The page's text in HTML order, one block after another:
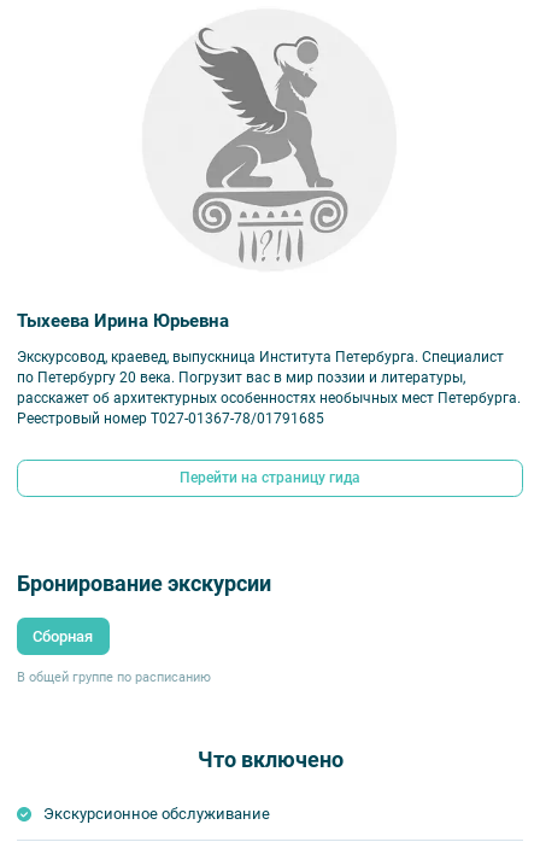
Срок аннуляции билетов для данной экскурсии — не позднее
чем за 72 часа до мероприятия
Тыхеева Ирина Юрьевна
Экскурсовод, краевед, выпускница Института Петербурга. Специалист
по Петербургу 20 века. Погрузит вас в мир поэзии и литературы,
расскажет об архитектурных особенностях необычных мест Петербурга.
Реестровый номер Т027-01367-78/01791685
Перейти на страницу гида
Бронирование экскурсии
Сборная
В общей группе по расписанию
Что включено
Экскурсионное обслуживание